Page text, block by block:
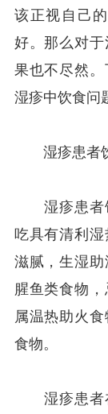
该正视自己
好。那么对
果也不尽然。
湿疹中饮食问
湿疹患者饮
湿疹患者饮
吃具有清利
滋腻，生湿
腥鱼类食物
属温热助火
食物。
湿疹患者在